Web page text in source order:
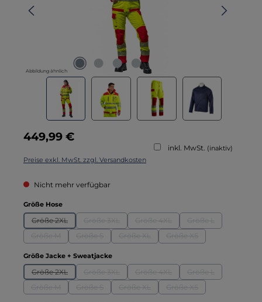
Abbildung ähnlich
Regulärer Preis:
449,99 €
inkl. MwSt. (inaktiv)
Preise exkl. MwSt. zzgl. Versandkosten
Nicht mehr verfügbar
Größe Hoseauswählen
Größe 2XL
(Diese Option ist zurzeit nicht verfügbar.)
(Diese Option ist zurzeit nicht verfügbar.)
(Diese Option ist zurzeit nicht verfügbar.)
(Diese Option ist zurzeit nicht
(Diese Option ist zurzeit
Größe Jacke + Sweatjackeauswählen
Größe 2XL
(Diese Option ist zurzeit nicht verfügbar.)
(Diese Option ist zurzeit nicht verfügbar.)
(Diese Option ist zurzeit nicht
(Diese Option ist
(Diese Option ist zurzeit nicht verfügbar.)
(Diese Option ist zurzeit nicht verfügbar.)
(Diese Option ist zurzeit nicht
(Diese Option ist zurzeit